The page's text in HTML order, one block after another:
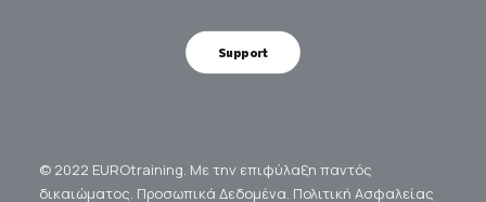
Support
© 2022 EUROtraining. Με την επιφύλαξη παντός
δικαιώματος. Προσωπικά Δεδομένα. Πολιτική Ασφαλείας